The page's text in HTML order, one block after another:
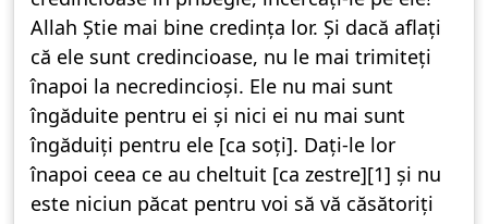
Allah Știe mai bine credința lor. Și dacă aflați
că ele sunt credincioase, nu le mai trimiteți
înapoi la necredincioși. Ele nu mai sunt
îngăduite pentru ei și nici ei nu mai sunt
îngăduiți pentru ele [ca soți]. Dați-le lor
înapoi ceea ce au cheltuit [ca zestre][1] și nu
este niciun păcat pentru voi să vă căsătoriți